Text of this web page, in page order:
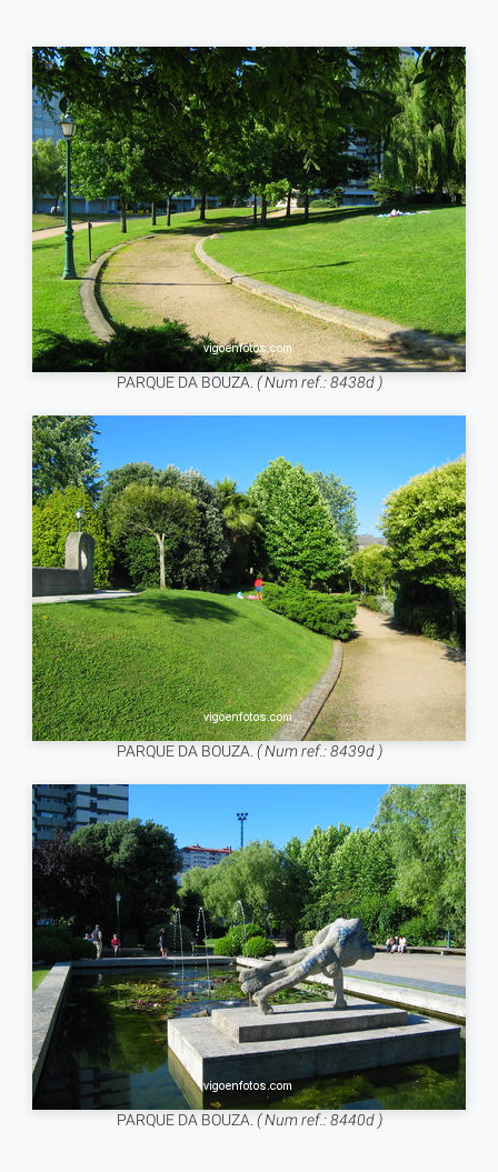
PARQUE DA BOUZA. ( Num ref.: 8438d )
PARQUE DA BOUZA. ( Num ref.: 8439d )
PARQUE DA BOUZA. ( Num ref.: 8440d )